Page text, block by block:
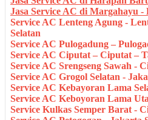
Jasa Service AC di Margahayu -
Service AC Lenteng Agung -
Selatan
Service AC Pulogadung –
Service AC Ciputat – Ciputat –
Service AC Srengseng Sawah -
Service AC Grogol Selatan -
Service AC Kebayoran Lama
Service AC Keboyoran Lama
Service Kulkas Semper Barat -